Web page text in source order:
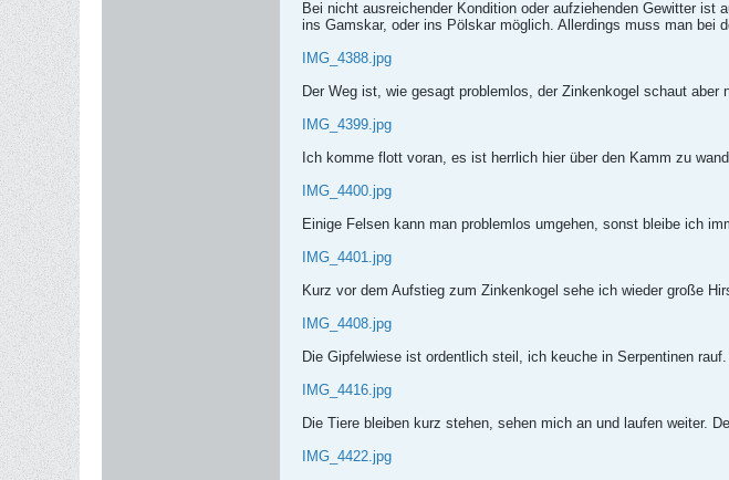
Bei nicht ausreichender Kondition oder aufziehenden Gewitter ist
ins Gamskar, oder ins Pölskar möglich. Allerdings muss man bei
IMG_4388.jpg
Der Weg ist, wie gesagt problemlos, der Zinkenkogel schaut
IMG_4399.jpg
Ich komme flott voran, es ist herrlich hier über den Kamm zu
IMG_4400.jpg
Einige Felsen kann man problemlos umgehen, sonst bleibe ich
IMG_4401.jpg
Kurz vor dem Aufstieg zum Zinkenkogel sehe ich wieder große
IMG_4408.jpg
Die Gipfelwiese ist ordentlich steil, ich keuche in Serpentinen
IMG_4416.jpg
Die Tiere bleiben kurz stehen, sehen mich an und laufen weiter.
IMG_4422.jpg